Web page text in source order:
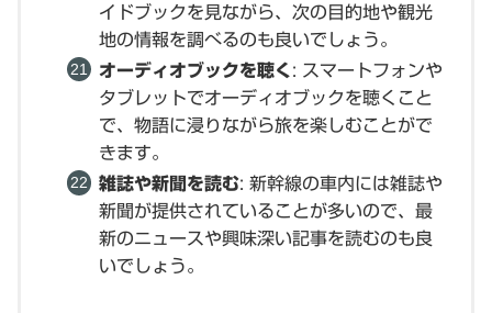
イドブックを見ながら、次の目的地や観光
地の情報を調べるのも良いでしょう。
オーディオブックを聴く : スマートフォンや
タブレットでオーディオブックを聴くこと
で、物語に浸りながら旅を楽しむことがで
きます。
雑誌や新聞を読む: 新幹線の車内には雑誌や
新聞が提供されていることが多いので、最
新のニュースや興味深い記事を読むのも良
いでしょう。